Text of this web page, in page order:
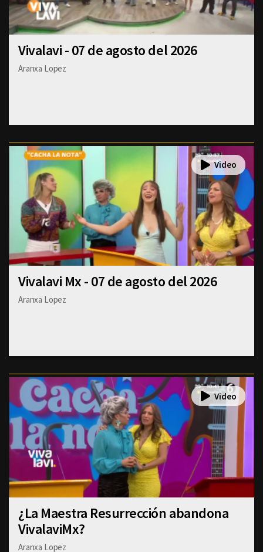
Vivalavi - 07 de agosto del 2026
Aranxa Lopez
Vivalavi Mx - 07 de agosto del 2026
Aranxa Lopez
¿La Maestra Resurrección abandona
VivalaviMx?
Aranxa Lopez